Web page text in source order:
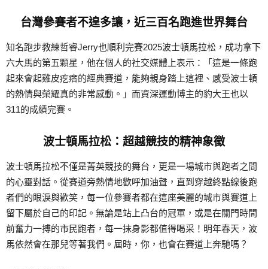
台灣參賽者不遑多讓，近三百名跑進世界舞台
知名跑步教練哲睿Jerry也順利完賽2025波士頓馬拉松，成功拿下
六大馬的第五顆星，他在個人的社交媒體上表示：「這是一條跑
起來會起雞皮疙瘩的經典賽道，能夠親身踏上這裡、感受波士頓
的熱情與榮耀真的非常感動。」而資深運動博主的豹大王也以
311的成績完賽。
波士頓馬拉松：超越競技的精神象徵
波士頓馬拉松不僅是菁英競技的舞台，更是一場城市與跑者之間
的心靈對話。從賽道旁熱情地歡呼加油聲，直到穿越終點線後跑
者們的眼淚與歡笑，每一位參賽者都在這座美麗的城市與賽道上
留下屬於自己的印記。無論是站上凸台的冠軍，或是在關門時間
前奮力一搏的市民跑者，每一抹身影都值得喝采！明年春天，波
馬依然會在那兒等著我們。屆時，你，也會在賽道上奔馳嗎？